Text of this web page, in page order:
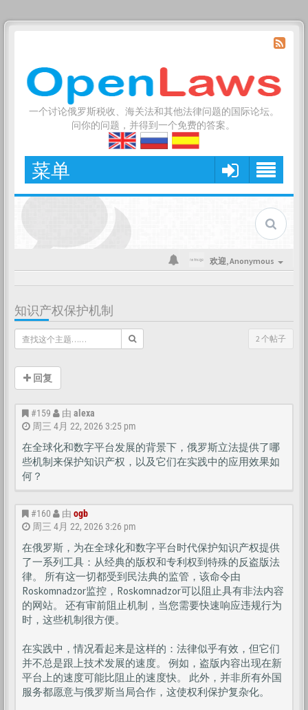
一个讨论俄罗斯税收、海关法和其他法律问题的国际论坛。
问你的问题，并得到一个免费的答案。
菜单
欢迎,Anonymous
知识产权保护机制
2 个帖子
回复
#159 由 alexa
周三 4月 22, 2026 3:25 pm
在全球化和数字平台发展的背景下，俄罗斯立法提供了哪
些机制来保护知识产权，以及它们在实践中的应用效果如
何？
#160 由 ogb
周三 4月 22, 2026 3:26 pm
在俄罗斯，为在全球化和数字平台时代保护知识产权提供
了一系列工具：从经典的版权和专利权到特殊的反盗版法
律。 所有这一切都受到民法典的监管，该命令由
Roskomnadzor监控，Roskomnadzor可以阻止具有非法内容
的网站。 还有审前阻止机制，当您需要快速响应违规行为
时，这些机制很方便。
在实践中，情况看起来是这样的：法律似乎有效，但它们
并不总是跟上技术发展的速度。 例如，盗版内容出现在新
平台上的速度可能比阻止的速度快。 此外，并非所有外国
服务都愿意与俄罗斯当局合作，这使权利保护复杂化。